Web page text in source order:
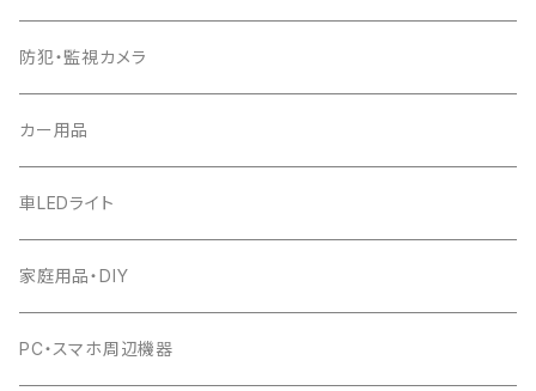
防犯・監視カメラ
カー用品
車LEDライト
家庭用品・DIY
PC・スマホ周辺機器